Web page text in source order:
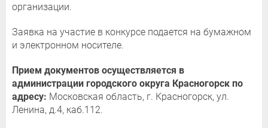
организации.
Заявка на участие в конкурсе подается на бумажном
и электронном носителе.
Прием документов осуществляется в
администрации городского округа Красногорск по
адресу: Московская область, г. Красногорск, ул.
Ленина, д.4, каб.112.